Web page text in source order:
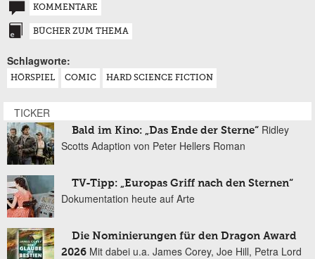
KOMMENTARE
BÜCHER ZUM THEMA
Schlagworte:
HÖRSPIEL COMIC HARD SCIENCE FICTION
TICKER
Bald im Kino: „Das Ende der Sterne“ Ridley
Scotts Adaption von Peter Hellers Roman
TV-Tipp: „Europas Griff nach den Sternen“
Dokumentation heute auf Arte
Die Nominierungen für den Dragon Award
2026 Mit dabei u.a. James Corey, Joe Hill, Petra Lord